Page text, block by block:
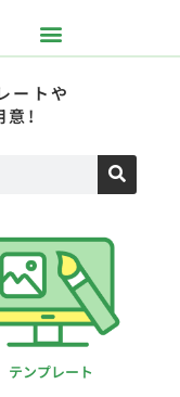
ートや
意!
テンプレート